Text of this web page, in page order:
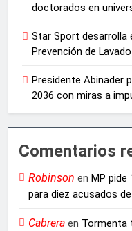
doctorados en
Star Sport desarrolla
Prevención de
Presidente Abinader
2036 con miras a
Comentarios
Robinson en MP
para diez acusados
Cabrera en Tormenta